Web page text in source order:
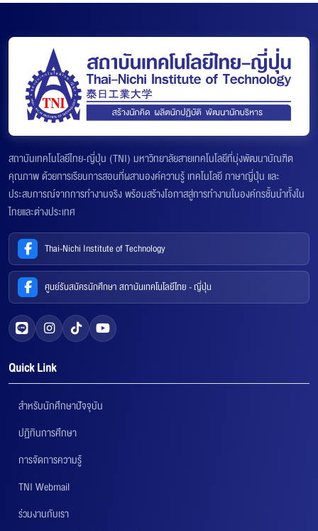
สถาบันเทคโนโลยีไทย-ญี่ปุ่น (TNI) มหาวิทยาลัยสายเทคโนโลยีที่มุ่งพัฒนาบัณฑิต
คุณภาพ ด้วยการเรียนการสอนที่ผสานองค์ความรู้ เทคโนโลยี ภาษาญี่ปุ่น และ
ประสบการณ์จากการทำงานจริง พร้อมสร้างโอกาสสู่การทำงานในองค์กรชั้นนำทั้งใน
ไทยและต่างประเทศ
Thai-Nichi Institute of Technology
ศูนย์รับสมัครนักศึกษา สถาบันเทคโนโลยีไทย - ญี่ปุ่น
Quick Link
สำหรับนักศึกษาปัจจุบัน
ปฏิทินการศึกษา
การจัดการความรู้
TNI Webmail
ร่วมงานกับเรา